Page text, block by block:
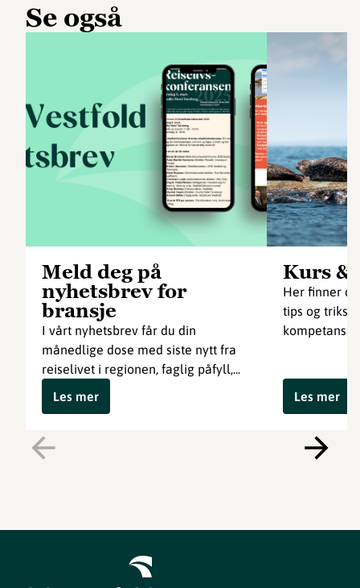
Se også
Meld deg på
nyhetsbrev for
bransje
I vårt nyhetsbrev får du din
månedlige dose med siste nytt fra
reiselivet i regionen, faglig påfyll,...
Les mer
Kurs &
Her finner
tips og triks
kompetanse
Les mer